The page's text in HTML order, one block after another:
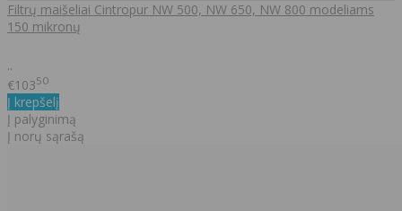
Filtrų maišeliai Cintropur NW 500, NW 650, NW 800 modeliams
150 mikronų
..
€10350
Į krepšelį
Į palyginimą
Į norų sąrašą